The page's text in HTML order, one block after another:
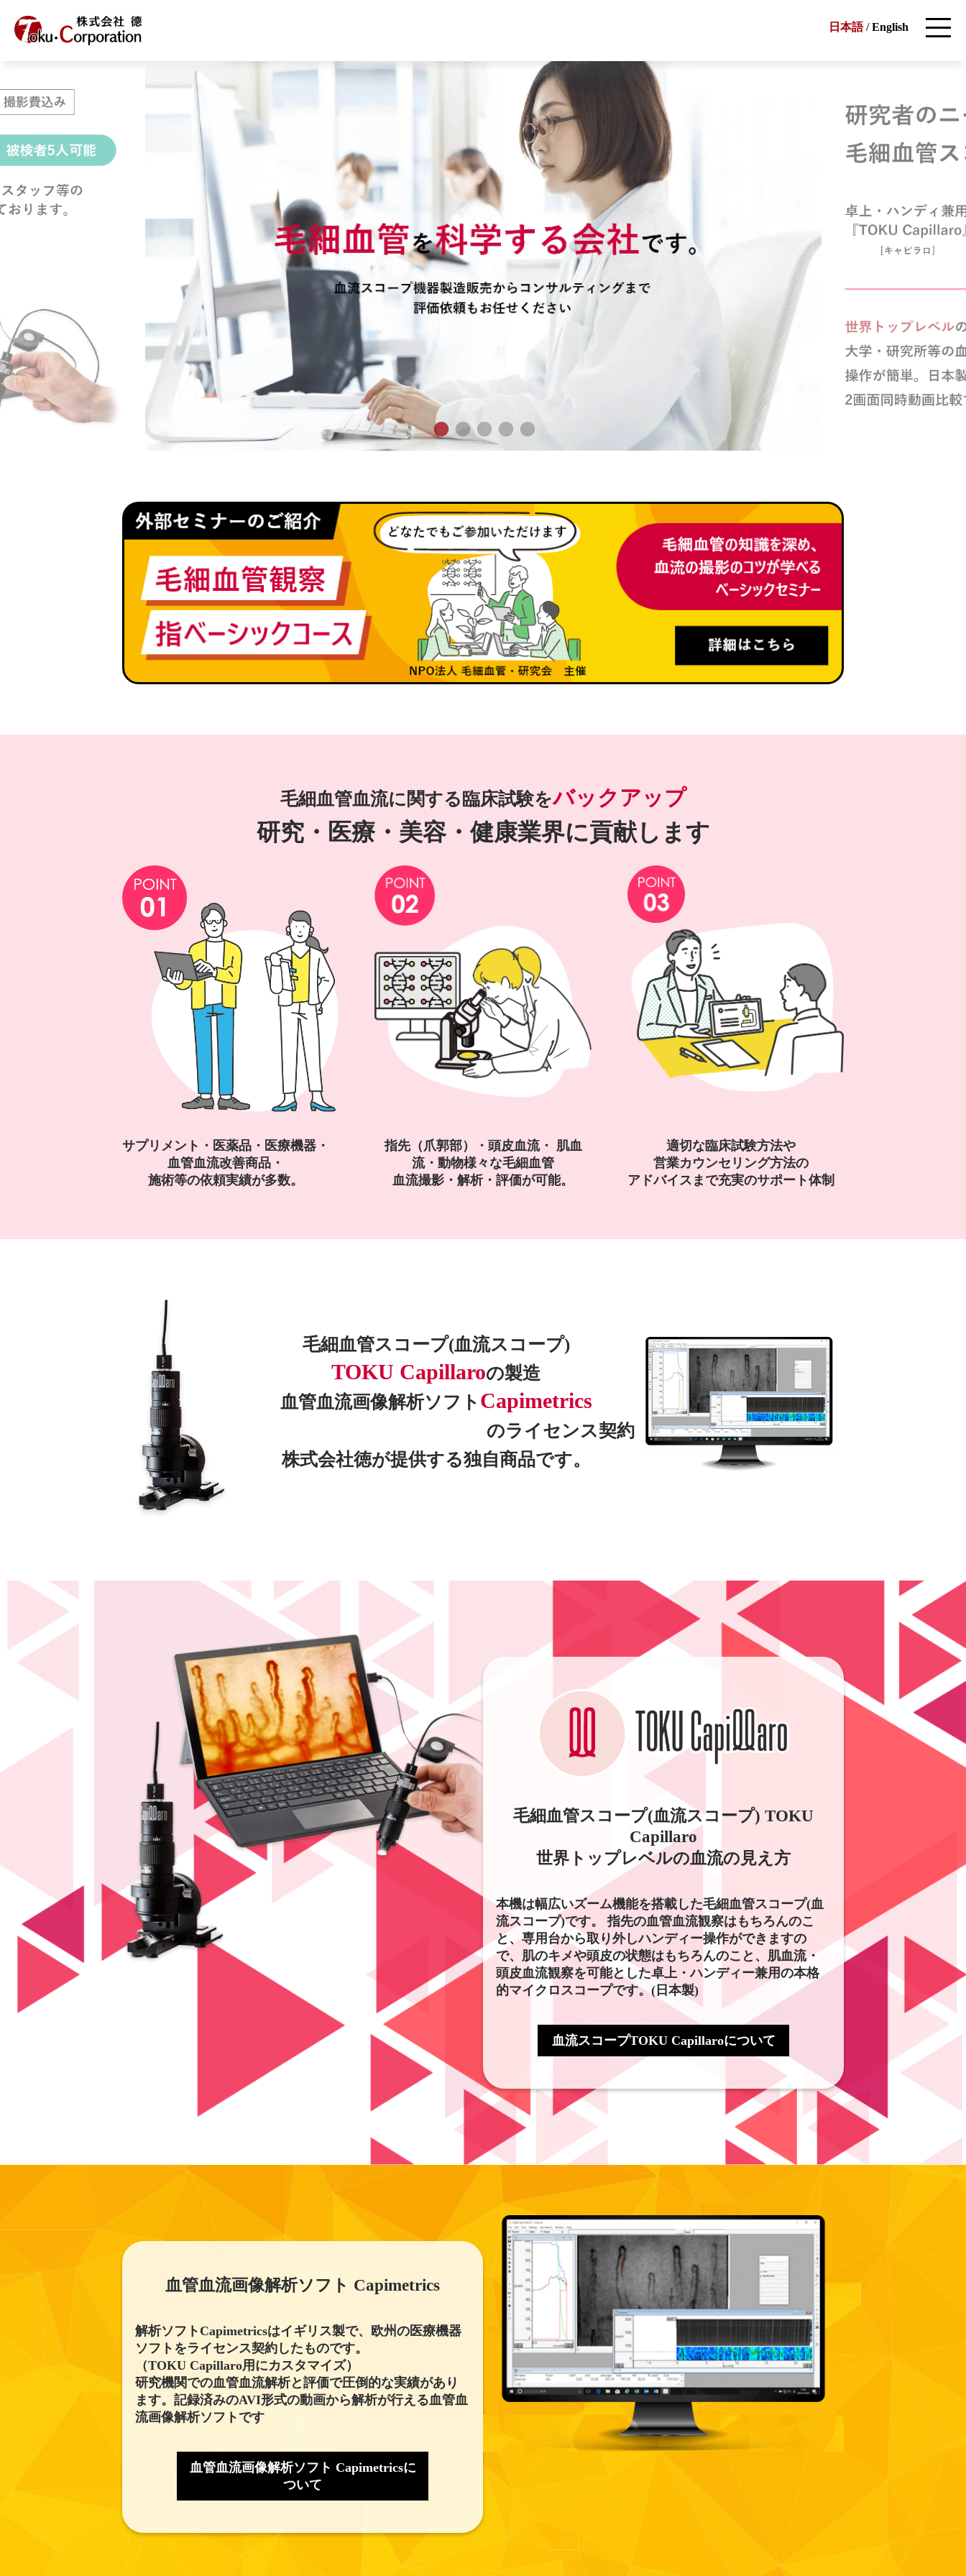
日本語/English
毛細血管血流に関する臨床試験をバックアップ
研究・医療・美容・健康業界に貢献します
サプリメント・医薬品・医療機器・
血管血流改善商品・
施術等の依頼実績が多数。
指先（爪郭部）・頭皮血流・ 肌血
流・動物様々な毛細血管
血流撮影・解析・評価が可能。
適切な臨床試験方法や
営業カウンセリング方法の
アドバイスまで充実のサポート体制
毛細血管スコープ(血流スコープ)
TOKU Capillaroの製造
血管血流画像解析ソフト Capimetrics
のライセンス契約
株式会社徳が提供する独自商品です。
毛細血管スコープ(血流スコープ) TOKU
Capillaro
世界トップレベルの血流の見え方
本機は幅広いズーム機能を搭載した毛細血管スコープ(血
流スコープ)です。 指先の血管血流観察はもちろんのこ
と、専用台から取り外しハンディー操作ができますの
で、肌のキメや頭皮の状態はもちろんのこと、肌血流・
頭皮血流観察を可能とした卓上・ハンディー兼用の本格
的マイクロスコープです。(日本製)
血流スコープTOKU Capillaroについて
血管血流画像解析ソフト Capimetrics
解析ソフトCapimetricsはイギリス製で、欧州の医療機器
ソフトをライセンス契約したものです。
（TOKU Capillaro用にカスタマイズ）
研究機関での血管血流解析と評価で圧倒的な実績があり
ます。記録済みのAVI形式の動画から解析が行える血管血
流画像解析ソフトです
血管血流画像解析ソフト Capimetricsに
ついて